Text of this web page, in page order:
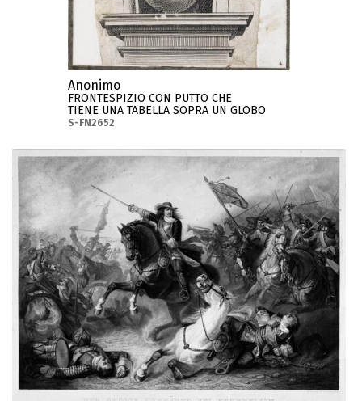
Anonimo
FRONTESPIZIO CON PUTTO CHE
TIENE UNA TABELLA SOPRA UN GLOBO
S-FN2652